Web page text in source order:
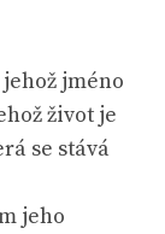
jméno
život je
se stává
jeho